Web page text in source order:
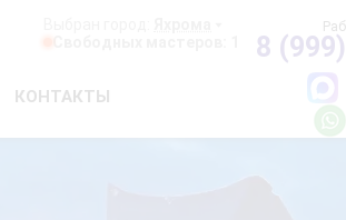
КОНТАКТЫ
8